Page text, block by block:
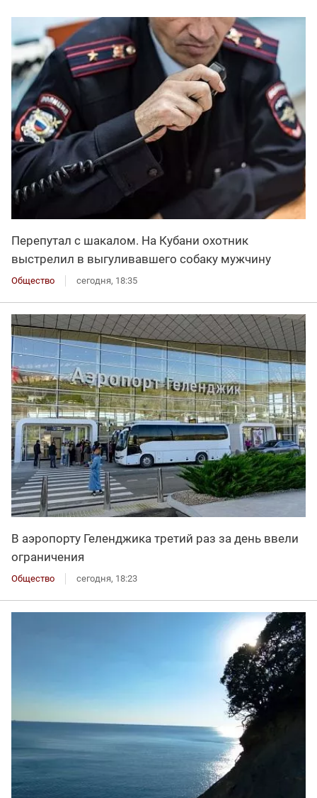
Перепутал с шакалом. На Кубани охотник
выстрелил в выгуливавшего собаку мужчину
Общество сегодня, 18:35
В аэропорту Геленджика третий раз за день ввели
ограничения
Общество сегодня, 18:23